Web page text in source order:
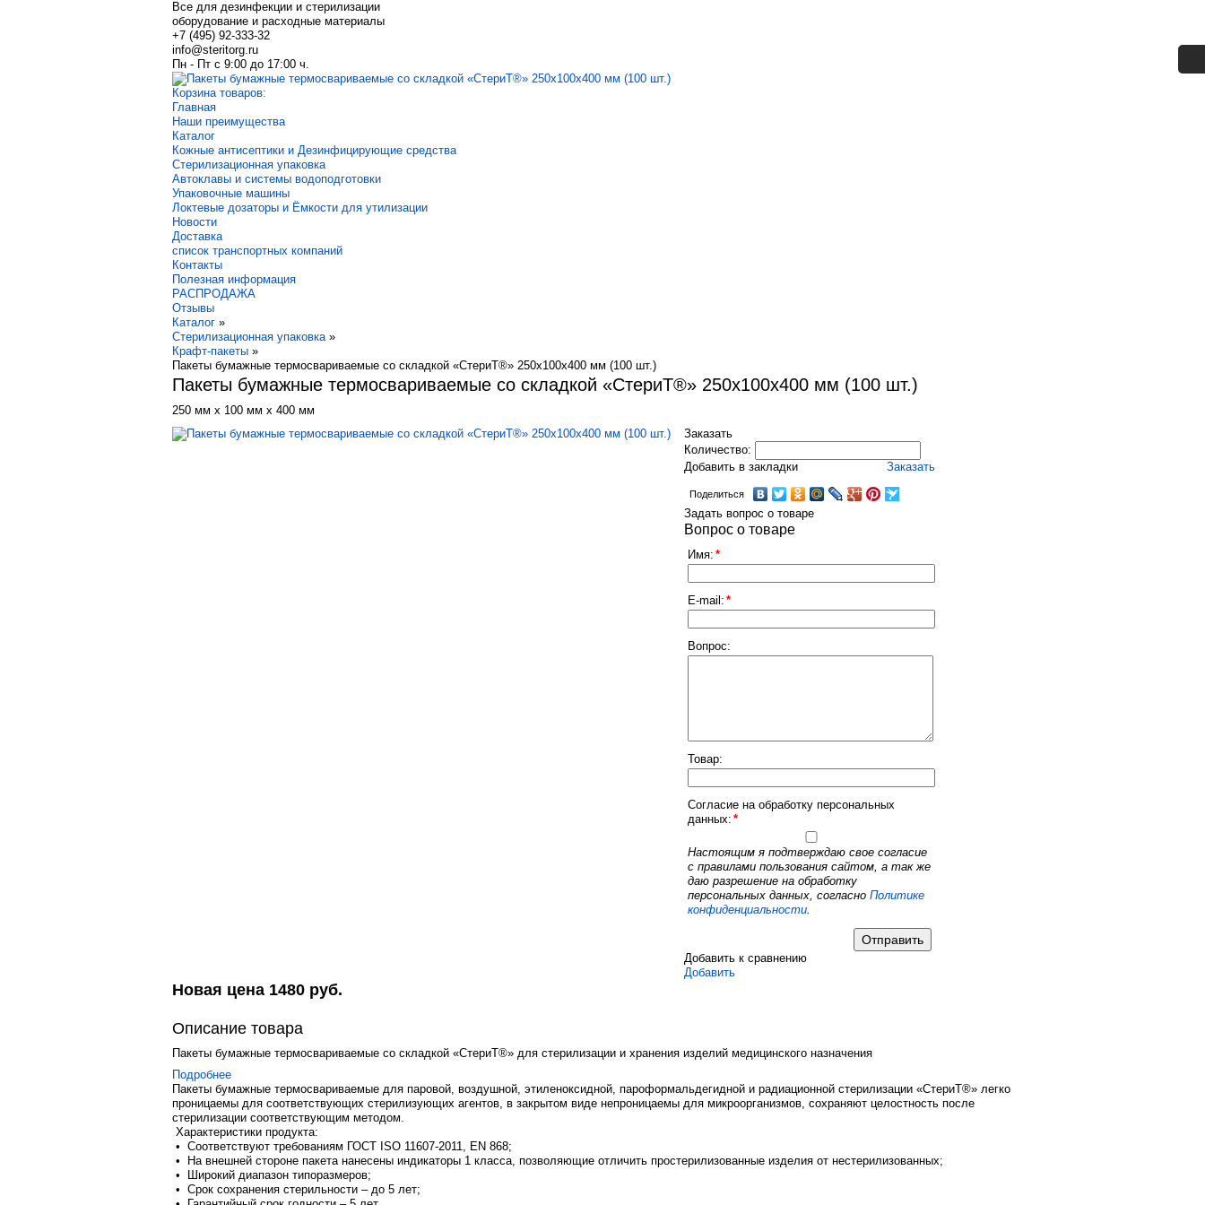
Все для дезинфекции и стерилизации
оборудование и расходные материалы
+7 (495) 92-333-32
info@steritorg.ru
Пн - Пт с 9:00 до 17:00 ч.
Корзина товаров:
Главная
Наши преимущества
Каталог
Кожные антисептики и Дезинфицирующие средства
Стерилизационная упаковка
Автоклавы и системы водоподготовки
Упаковочные машины
Локтевые дозаторы и Ёмкости для утилизации
Новости
Доставка
список транспортных компаний
Контакты
Полезная информация
РАСПРОДАЖА
Отзывы
Каталог »
Стерилизационная упаковка»
Крафт-пакеты »
Пакеты бумажные термосвариваемые со складкой «СтериТ®» 250х100х400 мм (100 шт.)
Пакеты бумажные термосвариваемые со складкой «СтериТ®» 250х100х400 мм (100 шт.)
250 мм х 100 мм х 400 мм
Заказать
Количество:
Заказать
Добавить в закладки
Поделиться
Задать вопрос о товаре
Вопрос о товаре
Имя: *
E-mail: *
Вопрос:
Товар:
Согласие на обработку персональных
данных: *
Настоящим я подтверждаю свое согласие
с правилами пользования сайтом, а так же
даю разрешение на обработку
персональных данных, согласно Политике
конфиденциальности.
Добавить к сравнению
Добавить
Новая цена 1480 руб.
Описание товара
Пакеты бумажные термосвариваемые со складкой «СтериТ®» для стерилизации и хранения изделий медицинского назначения
Подробнее
Пакеты бумажные термосвариваемые для паровой, воздушной, этиленоксидной, пароформальдегидной и радиационной стерилизации «СтериТ®» легко
проницаемы для соответствующих стерилизующих агентов, в закрытом виде непроницаемы для микроорганизмов, сохраняют целостность после
стерилизации соответствующим методом.
Характеристики продукта:
• Соответствуют требованиям ГОСТ ISO 11607-2011, EN 868;
• На внешней стороне пакета нанесены индикаторы 1 класса, позволяющие отличить простерилизованные изделия от нестерилизованных;
• Широкий диапазон типоразмеров;
• Срок сохранения стерильности – до 5 лет;